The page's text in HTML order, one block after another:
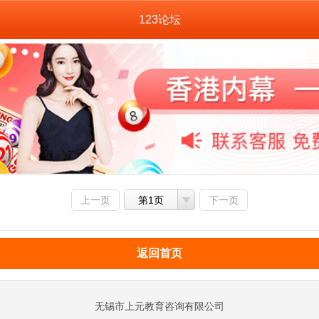
123论坛
上一页 第1页 下一页
返回首页
无锡市上元教育咨询有限公司